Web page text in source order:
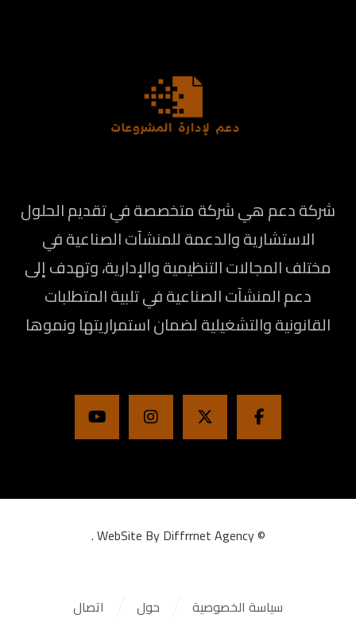
شركة دعم هي شركة متخصصة في تقديم الحلول
الاستشارية والدعمة للمنشآت الصناعية في
مختلف المجالات التنظيمية والإدارية، وتهدف إلى
دعم المنشآت الصناعية في تلبية المتطلبات
القانونية والتشغيلية لضمان استمراريتها ونموها
©
WebSite By Diffrrnet Agency
.
اتصال حول سياسة الخصوصية